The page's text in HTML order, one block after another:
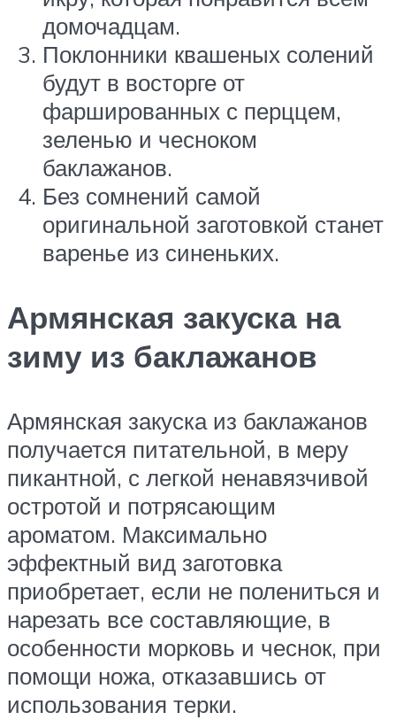
домочадцам.
Поклонники квашеных солений
будут в восторге от
фаршированных с перццем,
зеленью и чесноком
баклажанов.
Без сомнений самой
оригинальной заготовкой станет
варенье из синеньких.
Армянская закуска на
зиму из баклажанов
Армянская закуска из баклажанов
получается питательной, в меру
пикантной, с легкой ненавязчивой
остротой и потрясающим
ароматом. Максимально
эффектный вид заготовка
приобретает, если не полениться и
нарезать все составляющие, в
особенности морковь и чеснок, при
помощи ножа, отказавшись от
использования терки.